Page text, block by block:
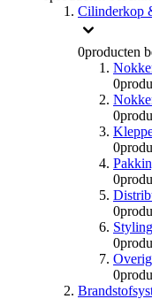
Cilinderkop
0producten
0
0
0
0
0
0
0